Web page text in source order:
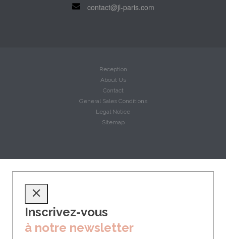
contact@jl-paris.com
Reception
About Us
Contact
General Sales Conditions
Legal Notice
Sitemap
Inscrivez-vous
à notre newsletter